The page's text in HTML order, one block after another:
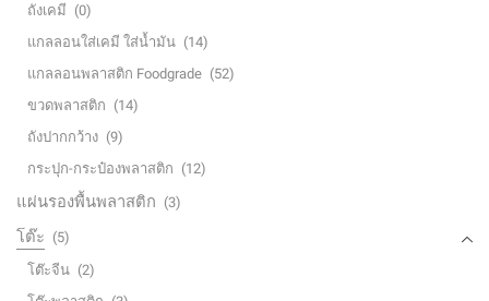
ถังเคมี (0)
แกลลอนใส่เคมี ใส่น้ำมัน (14)
แกลลอนพลาสติก Foodgrade (52)
ขวดพลาสติก (14)
ถังปากกว้าง (9)
กระปุก-กระป๋องพลาสติก (12)
แผ่นรองพื้นพลาสติก (3)
โต๊ะ (5)
โต๊ะจีน (2)